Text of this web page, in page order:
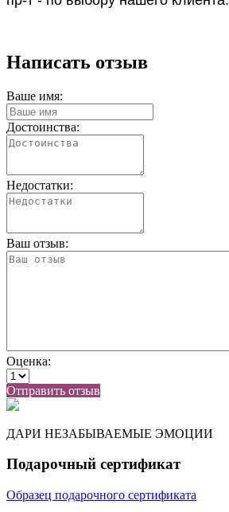
Написать отзыв
Ваше имя:
Достоинства:
Недостатки:
Ваш отзыв:
Оценка:
Отправить отзыв
ДАРИ НЕЗАБЫВАЕМЫЕ ЭМОЦИИ
Подарочный сертификат
Образец подарочного сертификата